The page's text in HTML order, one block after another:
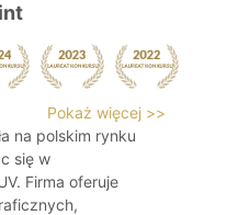
Pokaż więcej >>
na polskim rynku
się w
Firma oferuje